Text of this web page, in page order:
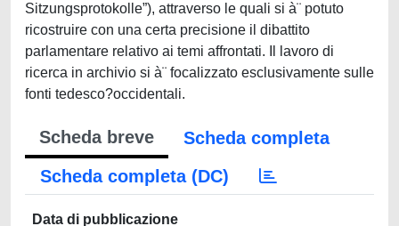
Sitzungsprotokolle”), attraverso le quali si à¨ potuto
ricostruire con una certa precisione il dibattito
parlamentare relativo ai temi affrontati. Il lavoro di
ricerca in archivio si à¨ focalizzato esclusivamente sulle
fonti tedesco?occidentali.
Scheda breve
Scheda completa
Scheda completa (DC)
Data di pubblicazione